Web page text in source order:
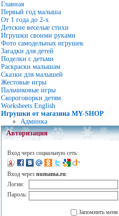
Главная
Первый год малыша
От 1 года до 2-х
Детские веселые стихи
Игрушки своими руками
Фото самодельных игрушек
Загадки для детей
Поделки с детьми
Раскраски малышам
Сказки для малышей
Жестовые игры
Пальчиковые игры
Скороговорки детям
Worksheets English
Игрушки от магазина MY-SHOP
Админка
Авторизация
Вход через социальную сеть:
Вход через numama.ru:
Логин:
Пароль:
Запомнить меня